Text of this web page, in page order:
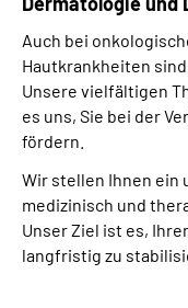
Auch bei
Hautkrankheiten sind
Unsere vielfältigen
es uns, Sie bei der
fördern.
Wir stellen Ihnen ein
medizinisch und
Unser Ziel ist es,
langfristig zu